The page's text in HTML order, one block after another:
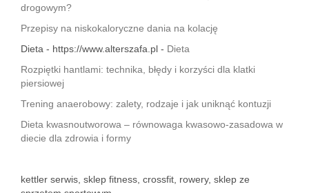
drogowym?
Przepisy na niskokaloryczne dania na kolację
Dieta - https://www.alterszafa.pl - Dieta
Rozpiętki hantlami: technika, błędy i korzyści dla klatki
piersiowej
Trening anaerobowy: zalety, rodzaje i jak uniknąć kontuzji
Dieta kwasnoutworowa – równowaga kwasowo-zasadowa w
diecie dla zdrowia i formy
kettler serwis, sklep fitness, crossfit, rowery, sklep ze